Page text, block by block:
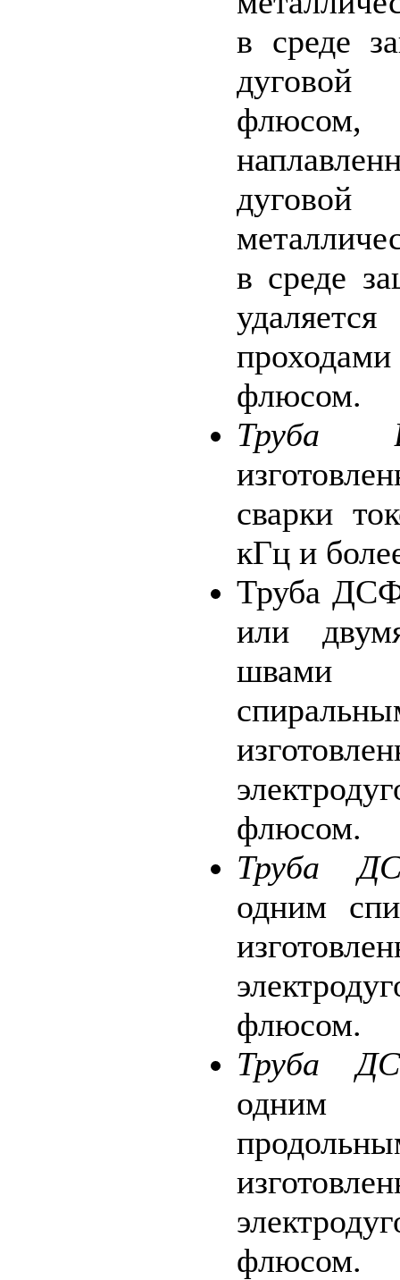
в среде
в среде
флюсом.
Труба
сварки
кГц и
Труба
или
швами
флюсом.
Труба
одним
флюсом.
Труба
одним
флюсом.